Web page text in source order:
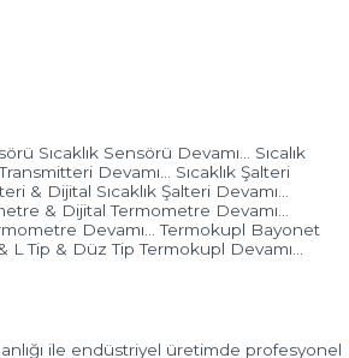
Sıcaklık Sensörü Devamı… Sıcalık
Devamı… Sıcaklık Şalteri
& Dijital Sıcaklık Şalteri Devamı…
& Dijital Termometre Devamı…
Devamı… Termokupl Bayonet
L Tip & Düz Tip Termokupl Devamı…
ile endüstriyel üretimde profesyonel